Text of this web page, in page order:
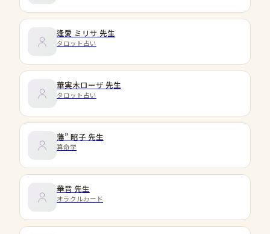
逢愛 ミリサ 先生
タロット占い
華実木ローザ 先生
タロット占い
藩” 昭子 先生
算命学
華音 先生
オラクルカード